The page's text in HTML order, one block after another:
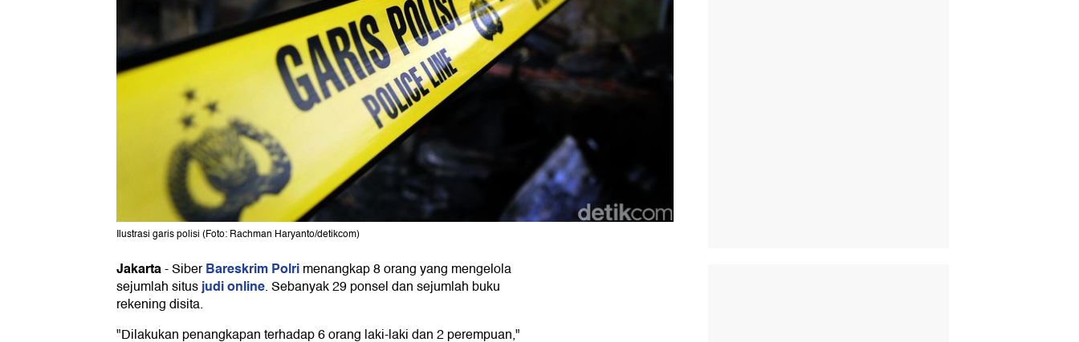
Ilustrasi garis polisi (Foto: Rachman Haryanto/detikcom)
Jakarta-SiberBareskrim Polrimenangkap 8 orang yang mengelola
sejumlah situsjudi online. Sebanyak 29 ponsel dan sejumlah buku
rekening disita.
"Dilakukan penangkapan terhadap 6 orang laki-laki dan 2 perempuan,"